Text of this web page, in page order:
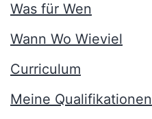
Was für Wen
Wann Wo Wieviel
Curriculum
Meine Qualifikationen